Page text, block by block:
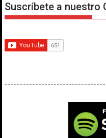
Suscríbete a nuestro